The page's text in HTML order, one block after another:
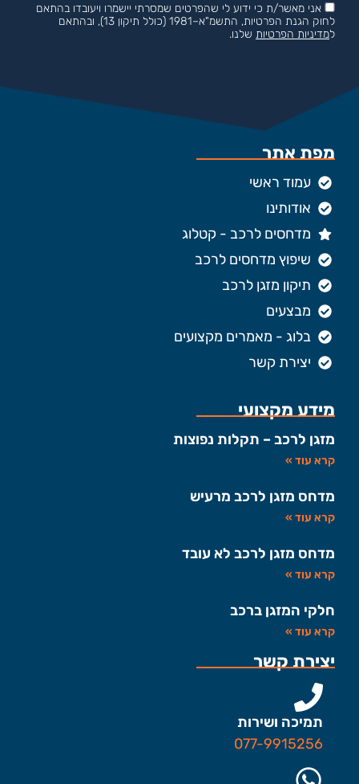
אני מאשר/ת כי ידוע לי שהפרטים שמסרתי יישמרו ויעובדו בהתאם
לחוק הגנת הפרטיות, התשמ"א–1981 (כולל תיקון 13), ובהתאם
למדיניות הפרטיות שלנו.
מפת אתר
עמוד ראשי
אודותינו
מדחסים לרכב - קטלוג
שיפוץ מדחסים לרכב
תיקון מזגן לרכב
מבצעים
בלוג - מאמרים מקצועים
יצירת קשר
מידע מקצועי
מזגן לרכב – תקלות נפוצות
קרא עוד »
מדחס מזגן לרכב מרעיש
קרא עוד »
מדחס מזגן לרכב לא עובד
קרא עוד »
חלקי המזגן ברכב
קרא עוד »
יצירת קשר
תמיכה ושירות
077-9915256